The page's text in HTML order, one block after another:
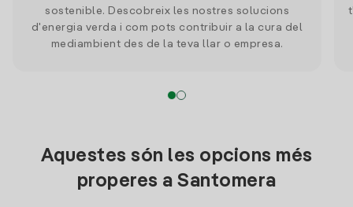
sostenible. Descobreix les nostres solucions
d'energia verda i com pots contribuir a la cura del
mediambient des de la teva llar o empresa.
Aquestes són les opcions més
properes a Santomera